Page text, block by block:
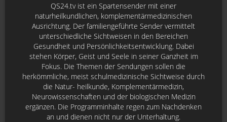
QS24.tv ist ein Spartensender mit einer
naturheilkundlichen, komplementärmedizinischen
Ausrichtung. Der familiengeführte Sender vermittelt
unterschiedliche Sichtweisen in den Bereichen
Gesundheit und Persönlichkeitsentwicklung. Dabei
stehen Körper, Geist und Seele in seiner Ganzheit im
Fokus. Die Themen der Sendungen sollen die
herkömmliche, meist schulmedizinische Sichtweise durch
die Natur- heilkunde, Komplementärmedizin,
Neurowissenschaften und der biologischen Medizin
ergänzen. Die Programminhalte regen zum Nachdenken
an und dienen nicht nur der Unterhaltung.